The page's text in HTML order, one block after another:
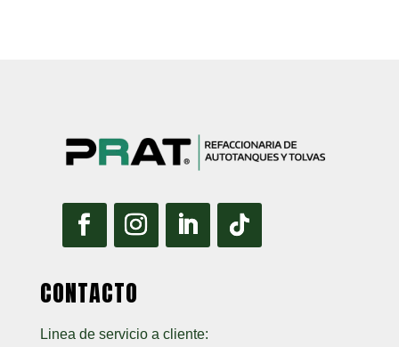
CONTACTO
Linea de servicio a cliente: